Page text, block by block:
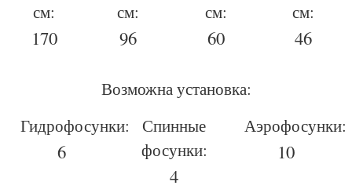
см:
170
см:
96
см:
60
см:
46
Возможна установка:
Гидрофосунки:
6
Спинные
фосунки:
4
Аэрофосунки:
10